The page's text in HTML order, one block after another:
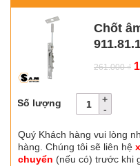
Chốt
261.000₫
Số lượng
Quý Khách hàng vui lòng
hàng. Chúng tôi sẽ liên hệ
chuyển (nếu có) trước khi